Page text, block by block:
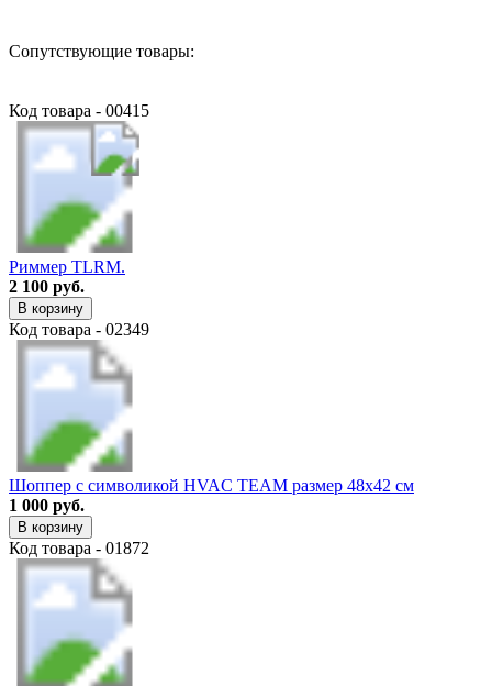
Сопутствующие товары:
Код товара - 00415
Риммер TLRM.
2 100 руб.
В корзину
Код товара - 02349
Шоппер с символикой HVAC TEAM размер 48х42 см
1 000 руб.
В корзину
Код товара - 01872